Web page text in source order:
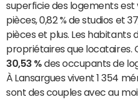
superficie des logements est
pièces, 0,82 % de studios et
pièces et plus. Les habitants
propriétaires que locataires.
30,53 % des occupants de
À Lansargues vivent 1 354
sont des couples avec au